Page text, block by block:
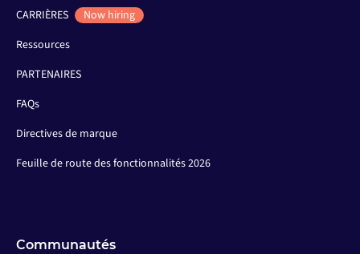
CARRIÈRES
Now hiring
Ressources
PARTENAIRES
FAQs
Directives de marque
Feuille de route des fonctionnalités 2026
Communautés